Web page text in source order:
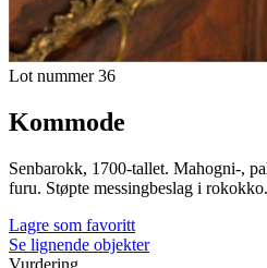
Lot nummer 36
Kommode
Senbarokk, 1700-tallet. Mahogni-,
furu. Støpte messingbeslag i
Lagre som favoritt
Se lignende objekter
Vurdering